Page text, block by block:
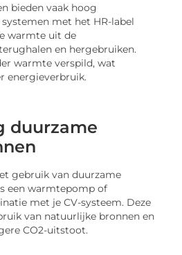
bieden vaak hoog
met het HR-label
warmte uit de
en hergebruiken.
warmte verspild, wat
energieverbruik.
duurzame
gebruik van duurzame
een warmtepomp of
met je CV-systeem. Deze
van natuurlijke bronnen en
CO2-uitstoot.